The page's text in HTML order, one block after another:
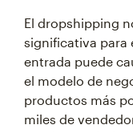
El dropshipping
significativa para
entrada puede
el modelo de
productos más
miles de